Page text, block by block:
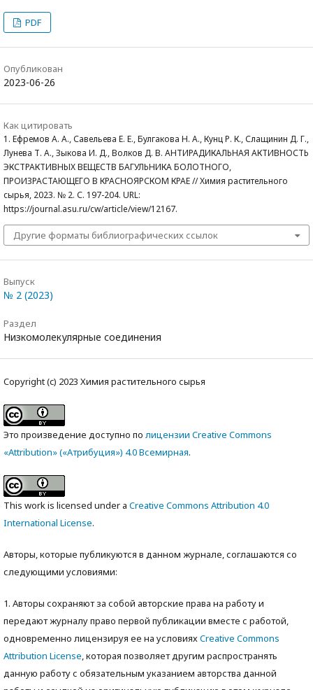
PDF
Опубликован
2023-06-26
Как цитировать
1. Ефремов А. А., Савельева Е. Е., Булгакова Н. А., Кунц Р. К., Слащинин Д. Г.,
Лунева Т. А., Зыкова И. Д., Волков Д. В. АНТИРАДИКАЛЬНАЯ АКТИВНОСТЬ
ЭКСТРАКТИВНЫХ ВЕЩЕСТВ БАГУЛЬНИКА БОЛОТНОГО,
ПРОИЗРАСТАЮЩЕГО В КРАСНОЯРСКОМ КРАЕ // Химия растительного
сырья, 2023. № 2. С. 197-204. URL:
https://journal.asu.ru/cw/article/view/12167.
Другие форматы библиографических ссылок
Выпуск
№ 2 (2023)
Раздел
Низкомолекулярные соединения
Copyright (c) 2023 Химия растительного сырья
Это произведение доступно по лицензии Creative Commons
«Attribution» («Атрибуция») 4.0 Всемирная.
This work is licensed under a Creative Commons Attribution 4.0
International License.
Авторы, которые публикуются в данном журнале, соглашаются со
следующими условиями:
1. Авторы сохраняют за собой авторские права на работу и
передают журналу право первой публикации вместе с работой,
одновременно лицензируя ее на условияхCreative Commons
Attribution License, которая позволяет другим распространять
данную работу с обязательным указанием авторства данной